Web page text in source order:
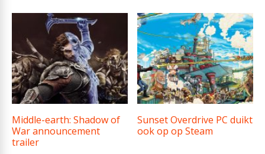
Middle-earth: Shadow of
War announcement
trailer
Sunset Overdrive PC duikt
ook op op Steam